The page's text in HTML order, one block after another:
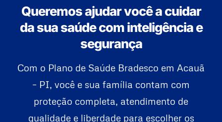
Queremos ajudar você a cuidar
da sua saúde com inteligência e
segurança
Com o Plano de Saúde Bradesco em Acauã
– PI, você e sua família contam com
proteção completa, atendimento de
qualidade e liberdade para escolher os